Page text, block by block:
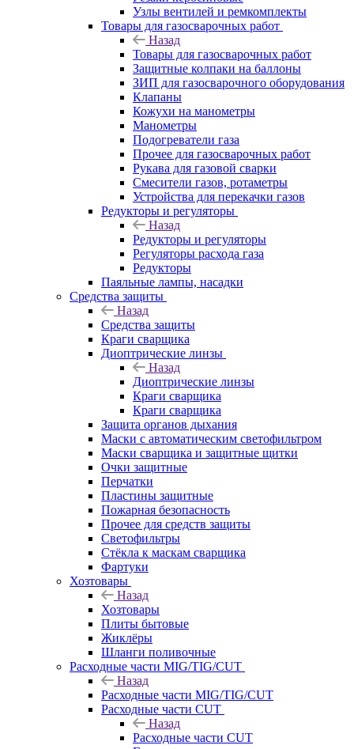
Узлы вентилей и ремкомплекты
Товары для газосварочных работ
Назад
Товары для газосварочных работ
Защитные колпаки на баллоны
ЗИП для газосварочного оборудования
Клапаны
Кожухи на манометры
Манометры
Подогреватели газа
Прочее для газосварочных работ
Рукава для газовой сварки
Смесители газов, ротаметры
Устройства для перекачки газов
Редукторы и регуляторы
Назад
Редукторы и регуляторы
Регуляторы расхода газа
Редукторы
Паяльные лампы, насадки
Средства защиты
Назад
Средства защиты
Краги сварщика
Диоптрические линзы
Назад
Диоптрические линзы
Краги сварщика
Краги сварщика
Защита органов дыхания
Маски с автоматическим светофильтром
Маски сварщика и защитные щитки
Очки защитные
Перчатки
Пластины защитные
Пожарная безопасность
Прочее для средств защиты
Светофильтры
Стёкла к маскам сварщика
Фартуки
Хозтовары
Назад
Хозтовары
Плиты бытовые
Жиклёры
Шланги поливочные
Расходные части MIG/TIG/CUT
Назад
Расходные части MIG/TIG/CUT
Расходные части CUT
Назад
Расходные части CUT